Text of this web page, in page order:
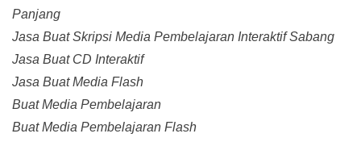
Panjang
Jasa Buat Skripsi Media Pembelajaran Interaktif Sabang
Jasa Buat CD Interaktif
Jasa Buat Media Flash
Buat Media Pembelajaran
Buat Media Pembelajaran Flash